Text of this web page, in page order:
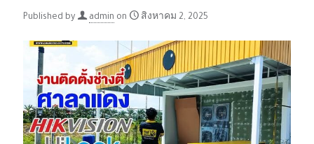
Published by admin on สิงหาคม 2, 2025